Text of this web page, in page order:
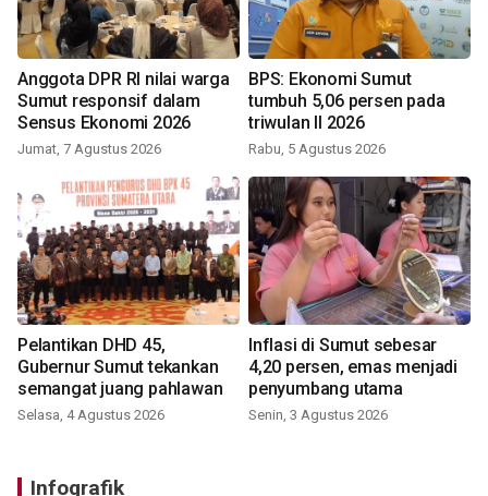
Anggota DPR RI nilai warga
Sumut responsif dalam
Sensus Ekonomi 2026
Jumat, 7 Agustus 2026
BPS: Ekonomi Sumut
tumbuh 5,06 persen pada
triwulan II 2026
Rabu, 5 Agustus 2026
Pelantikan DHD 45,
Gubernur Sumut tekankan
semangat juang pahlawan
Selasa, 4 Agustus 2026
Inflasi di Sumut sebesar
4,20 persen, emas menjadi
penyumbang utama
Senin, 3 Agustus 2026
Infografik